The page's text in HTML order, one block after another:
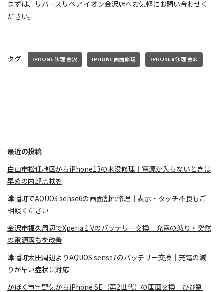
まずは、リバースリペア イオン金沢店へお気軽にお問い合わせく
ださい。
タグ: IPHONE 修理 金沢 IPHONE 画面修理 IPHONE8 修理 金沢
最近の投稿
白山市松任地区からiPhone13の水没修理｜電源が入らないときは
早めの内部点検を
津幡町でAQUOS sense6の画面割れ修理｜表示・タッチ不良もご
相談ください
金沢市福久周辺でXperia 1 Vのバッテリー交換｜充電の減り・突然
の電源落ちを改善
津幡町太田周辺よりAQUOS sense7のバッテリー交換｜充電の減
りが早い症状に対応
かほく市宇野気からiPhone SE（第2世代）の画面交換｜ひび割